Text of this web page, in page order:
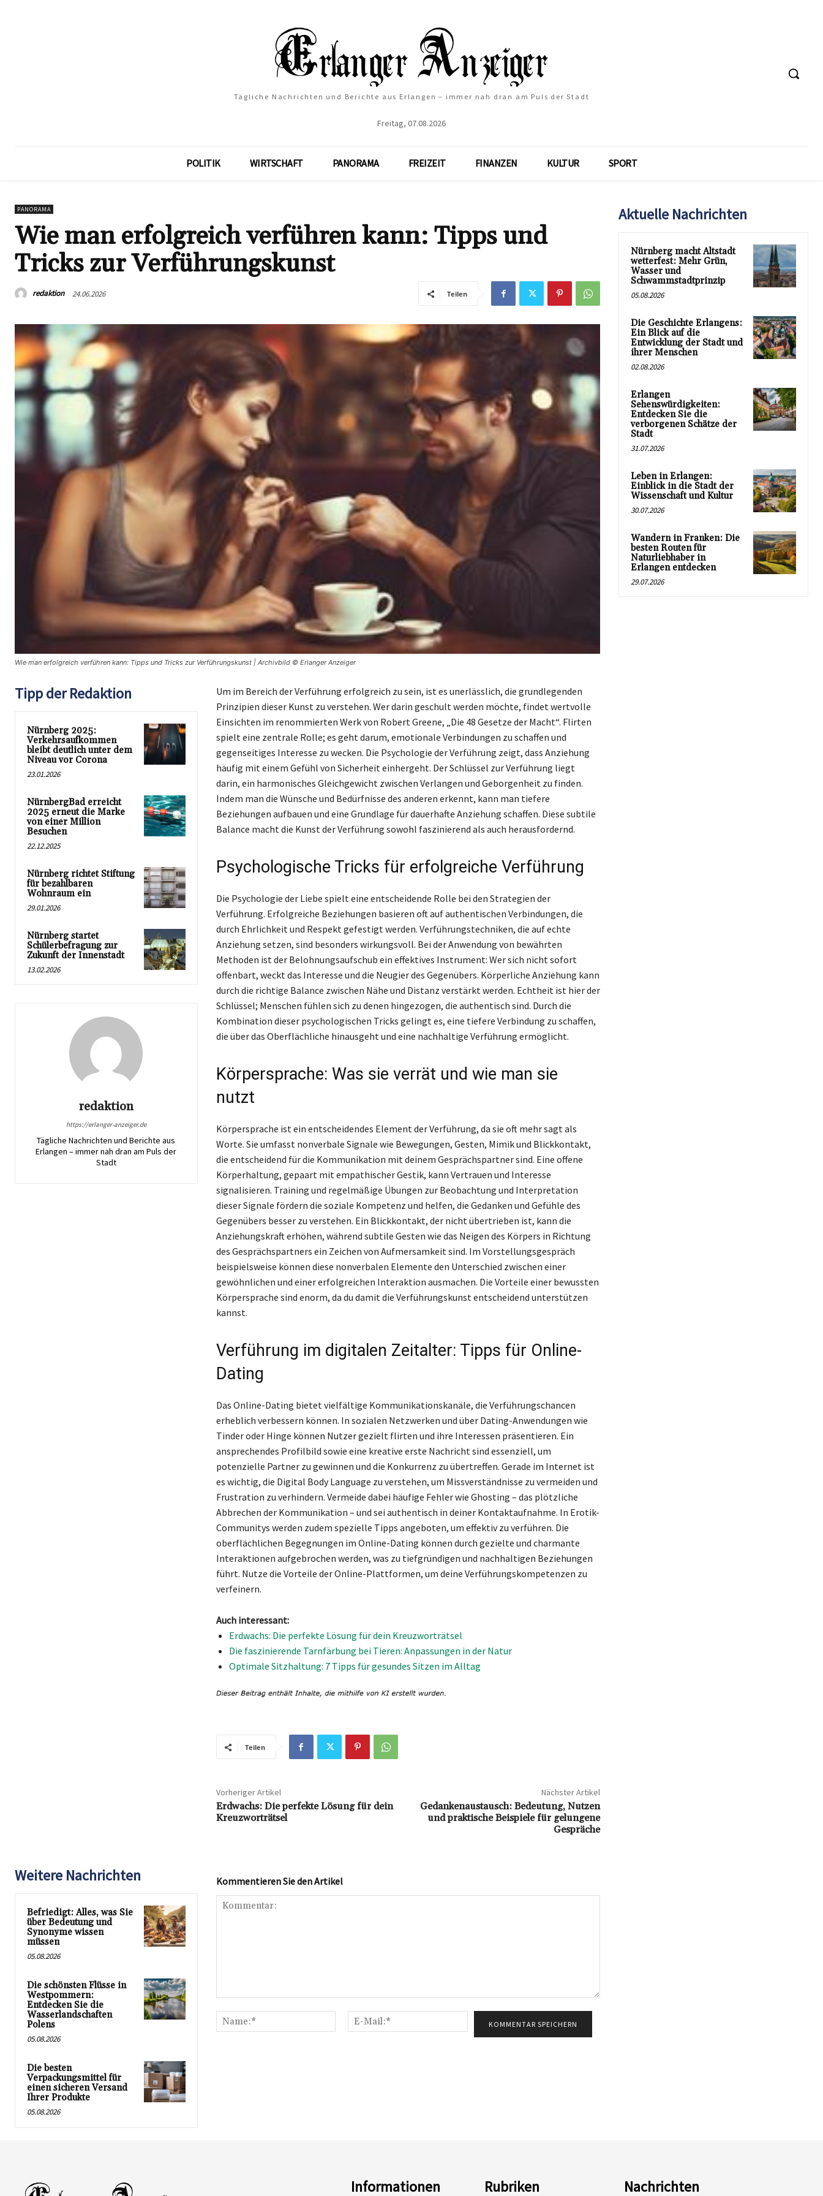
Tägliche Nachrichten und Berichte aus Erlangen – immer nah dran am Puls der Stadt
Freitag, 07.08.2026
POLITIK WIRTSCHAFT PANORAMA FREIZEIT FINANZEN KULTUR SPORT
PANORAMA
Wie man erfolgreich verführen kann: Tipps und
Tricks zur Verführungskunst
redaktion 24.06.2026 Teilen
Wie man erfolgreich verführen kann: Tipps und Tricks zur Verführungskunst | Archivbild © Erlanger Anzeiger
Tipp der Redaktion
Nürnberg 2025:
Verkehrsaufkommen
bleibt deutlich unter dem
Niveau vor Corona
23.01.2026
NürnbergBad erreicht
2025 erneut die Marke
von einer Million
Besuchen
22.12.2025
Nürnberg richtet Stiftung
für bezahlbaren
Wohnraum ein
29.01.2026
Nürnberg startet
Schülerbefragung zur
Zukunft der Innenstadt
13.02.2026
redaktion
https://erlanger-anzeiger.de
Tägliche Nachrichten und Berichte aus
Erlangen – immer nah dran am Puls der
Stadt
Um im Bereich der Verführung erfolgreich zu sein, ist es unerlässlich, die grundlegenden
Prinzipien dieser Kunst zu verstehen. Wer darin geschult werden möchte, findet wertvolle
Einsichten im renommierten Werk von Robert Greene, „Die 48 Gesetze der Macht“. Flirten
spielt eine zentrale Rolle; es geht darum, emotionale Verbindungen zu schaffen und
gegenseitiges Interesse zu wecken. Die Psychologie der Verführung zeigt, dass Anziehung
häufig mit einem Gefühl von Sicherheit einhergeht. Der Schlüssel zur Verführung liegt
darin, ein harmonisches Gleichgewicht zwischen Verlangen und Geborgenheit zu finden.
Indem man die Wünsche und Bedürfnisse des anderen erkennt, kann man tiefere
Beziehungen aufbauen und eine Grundlage für dauerhafte Anziehung schaffen. Diese subtile
Balance macht die Kunst der Verführung sowohl faszinierend als auch herausfordernd.
Psychologische Tricks für erfolgreiche Verführung
Die Psychologie der Liebe spielt eine entscheidende Rolle bei den Strategien der
Verführung. Erfolgreiche Beziehungen basieren oft auf authentischen Verbindungen, die
durch Ehrlichkeit und Respekt gefestigt werden. Verführungstechniken, die auf echte
Anziehung setzen, sind besonders wirkungsvoll. Bei der Anwendung von bewährten
Methoden ist der Belohnungsaufschub ein effektives Instrument: Wer sich nicht sofort
offenbart, weckt das Interesse und die Neugier des Gegenübers. Körperliche Anziehung kann
durch die richtige Balance zwischen Nähe und Distanz verstärkt werden. Echtheit ist hier der
Schlüssel; Menschen fühlen sich zu denen hingezogen, die authentisch sind. Durch die
Kombination dieser psychologischen Tricks gelingt es, eine tiefere Verbindung zu schaffen,
die über das Oberflächliche hinausgeht und eine nachhaltige Verführung ermöglicht.
Körpersprache: Was sie verrät und wie man sie
nutzt
Körpersprache ist ein entscheidendes Element der Verführung, da sie oft mehr sagt als
Worte. Sie umfasst nonverbale Signale wie Bewegungen, Gesten, Mimik und Blickkontakt,
die entscheidend für die Kommunikation mit deinem Gesprächspartner sind. Eine offene
Körperhaltung, gepaart mit empathischer Gestik, kann Vertrauen und Interesse
signalisieren. Training und regelmäßige Übungen zur Beobachtung und Interpretation
dieser Signale fördern die soziale Kompetenz und helfen, die Gedanken und Gefühle des
Gegenübers besser zu verstehen. Ein Blickkontakt, der nicht übertrieben ist, kann die
Anziehungskraft erhöhen, während subtile Gesten wie das Neigen des Körpers in Richtung
des Gesprächspartners ein Zeichen von Aufmersamkeit sind. Im Vorstellungsgespräch
beispielsweise können diese nonverbalen Elemente den Unterschied zwischen einer
gewöhnlichen und einer erfolgreichen Interaktion ausmachen. Die Vorteile einer bewussten
Körpersprache sind enorm, da du damit die Verführungskunst entscheidend unterstützen
kannst.
Verführung im digitalen Zeitalter: Tipps für Online-
Dating
Das Online-Dating bietet vielfältige Kommunikationskanäle, die Verführungschancen
erheblich verbessern können. In sozialen Netzwerken und über Dating-Anwendungen wie
Tinder oder Hinge können Nutzer gezielt flirten und ihre Interessen präsentieren. Ein
ansprechendes Profilbild sowie eine kreative erste Nachricht sind essenziell, um
potenzielle Partner zu gewinnen und die Konkurrenz zu übertreffen. Gerade im Internet ist
es wichtig, die Digital Body Language zu verstehen, um Missverständnisse zu vermeiden und
Frustration zu verhindern. Vermeide dabei häufige Fehler wie Ghosting – das plötzliche
Abbrechen der Kommunikation – und sei authentisch in deiner Kontaktaufnahme. In Erotik-
Communitys werden zudem spezielle Tipps angeboten, um effektiv zu verführen. Die
oberflächlichen Begegnungen im Online-Dating können durch gezielte und charmante
Interaktionen aufgebrochen werden, was zu tiefgründigen und nachhaltigen Beziehungen
führt. Nutze die Vorteile der Online-Plattformen, um deine Verführungskompetenzen zu
verfeinern.
Auch interessant:
Erdwachs: Die perfekte Lösung für dein Kreuzworträtsel
Die faszinierende Tarnfärbung bei Tieren: Anpassungen in der Natur
Optimale Sitzhaltung: 7 Tipps für gesundes Sitzen im Alltag
Teilen
Vorheriger Artikel
Erdwachs: Die perfekte Lösung für dein
Kreuzworträtsel
Nächster Artikel
Gedankenaustausch: Bedeutung, Nutzen
und praktische Beispiele für gelungene
Gespräche
Weitere Nachrichten
Befriedigt: Alles, was Sie
über Bedeutung und
Synonyme wissen
müssen
05.08.2026
Die schönsten Flüsse in
Westpommern:
Entdecken Sie die
Wasserlandschaften
Polens
05.08.2026
Die besten
Verpackungsmittel für
einen sicheren Versand
Ihrer Produkte
05.08.2026
Kommentieren Sie den Artikel
Name:*
Mail:*
Aktuelle Nachrichten
Nürnberg macht Altstadt
wetterfest: Mehr Grün,
Wasser und
Schwammstadtprinzip
05.08.2026
Die Geschichte Erlangens:
Ein Blick auf die
Entwicklung der Stadt und
ihrer Menschen
02.08.2026
Erlangen
Sehenswürdigkeiten:
Entdecken Sie die
verborgenen Schätze der
Stadt
31.07.2026
Leben in Erlangen:
Einblick in die Stadt der
Wissenschaft und Kultur
30.07.2026
Wandern in Franken: Die
besten Routen für
Naturliebhaber in
Erlangen entdecken
29.07.2026
Informationen Rubriken Nachrichten